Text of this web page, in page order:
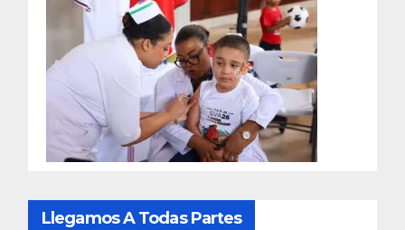
Llegamos A Todas Partes